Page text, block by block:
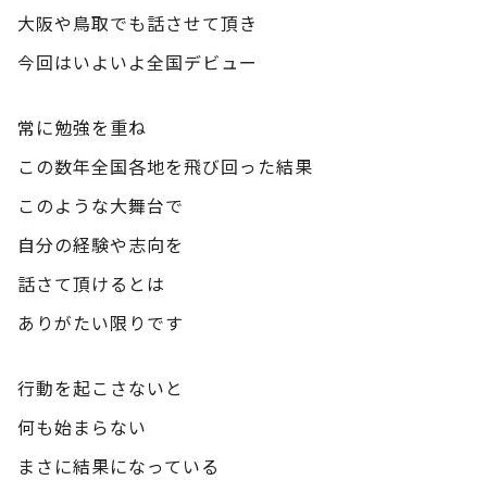
大阪や鳥取でも話させて頂き
今回はいよいよ全国デビュー
常に勉強を重ね
この数年全国各地を飛び回った結果
このような大舞台で
自分の経験や志向を
話さて頂けるとは
ありがたい限りです
行動を起こさないと
何も始まらない
まさに結果になっている